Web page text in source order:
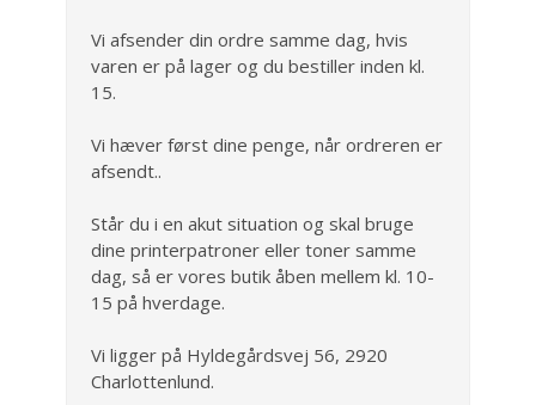
Vi afsender din ordre samme dag, hvis
varen er på lager og du bestiller inden kl.
15.
Vi hæver først dine penge, når ordreren er
afsendt..
Står du i en akut situation og skal bruge
dine printerpatroner eller toner samme
dag, så er vores butik åben mellem kl. 10-
15 på hverdage.
Vi ligger på Hyldegårdsvej 56, 2920
Charlottenlund.